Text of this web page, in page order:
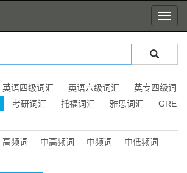
英语四级词汇 英语六级词汇
英专四级词
考研词汇 托福词汇 雅思词汇
GRE
高频词 中高频词 中频词
中低频词